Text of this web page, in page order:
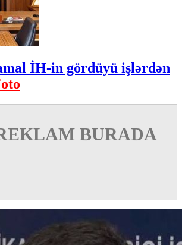
İH-in gördüyü işlərdən
BURADA